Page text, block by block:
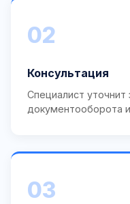
02
Консультация
Специалист
документооборота
03